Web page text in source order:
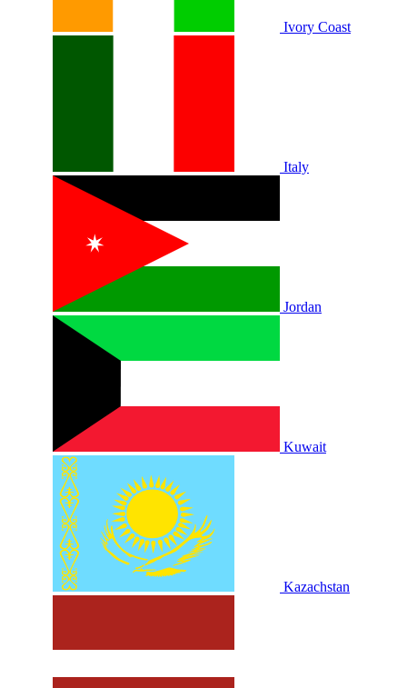
Ivory Coast
Italy
Jordan
Kuwait
Kazachstan